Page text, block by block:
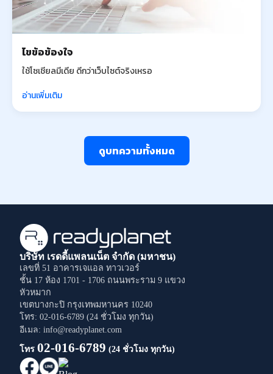
ไขข้อข้องใจ
ใช้โซเชียลมีเดีย ดีกว่าเว็บไซต์จริงเหรอ
อ่านเพิ่มเติม
ดูบทความทั้งหมด
บริษัท เรดดี้แพลนเน็ต จำกัด (มหาชน)
เลขที่ 51 อาคารเจแอล ทาวเวอร์
ชั้น 17 ห้อง 1701 - 1706 ถนนพระราม 9 แขวง
หัวหมาก
เขตบางกะปิ กรุงเทพมหานคร 10240
โทร: 02-016-6789 (24 ชั่วโมง ทุกวัน)
อีเมล: info@readyplanet.com
โทร 02-016-6789 (24 ชั่วโมง ทุกวัน)